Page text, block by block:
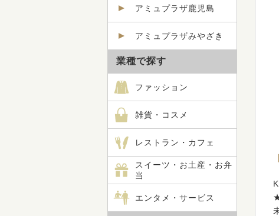
アミュプラザ鹿児島
アミュプラザみやざき
業種で探す
ファッション
雑貨・コスメ
レストラン・カフェ
スイーツ・お土産・お弁
当
エンタメ・サービス